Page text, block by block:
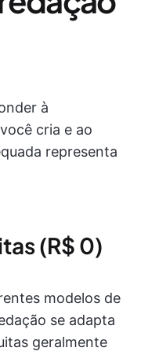
à
cria e ao
representa
(R$ 0)
modelos de
se adapta
geralmente